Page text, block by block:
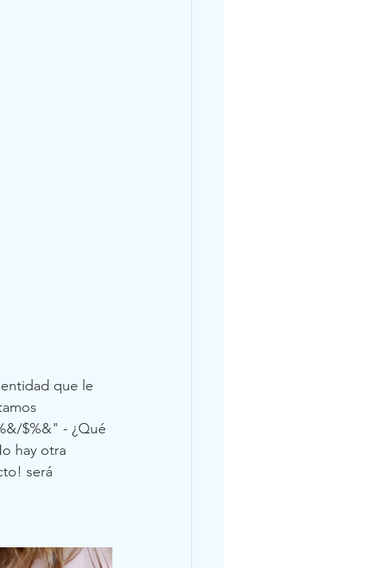
que le
$%&" - ¿Qué
hay otra
será